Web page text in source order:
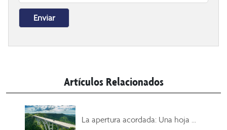
Artículos Relacionados
La apertura acordada: Una hoja ...